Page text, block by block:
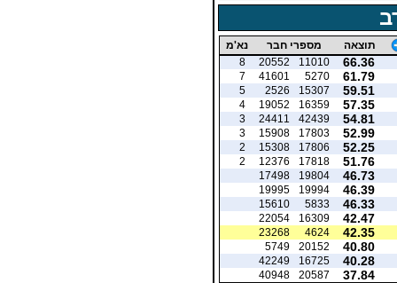
תוצאה מספרי חבר נא'מ
66.36
11010
20552
8
61.79
5270
41601
7
59.51
15307
2526
5
57.35
16359
19052
4
54.81
42439
24411
3
52.99
17803
15908
3
52.25
17806
15308
2
51.76
17818
12376
2
46.73
19804
17498
46.39
19994
19995
46.33
5833
15610
42.47
16309
22054
42.35
4624
23268
40.80
20152
5749
40.28
16725
42249
37.84
20587
40948